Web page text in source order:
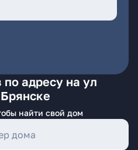
адресу на ул
найти свой дом